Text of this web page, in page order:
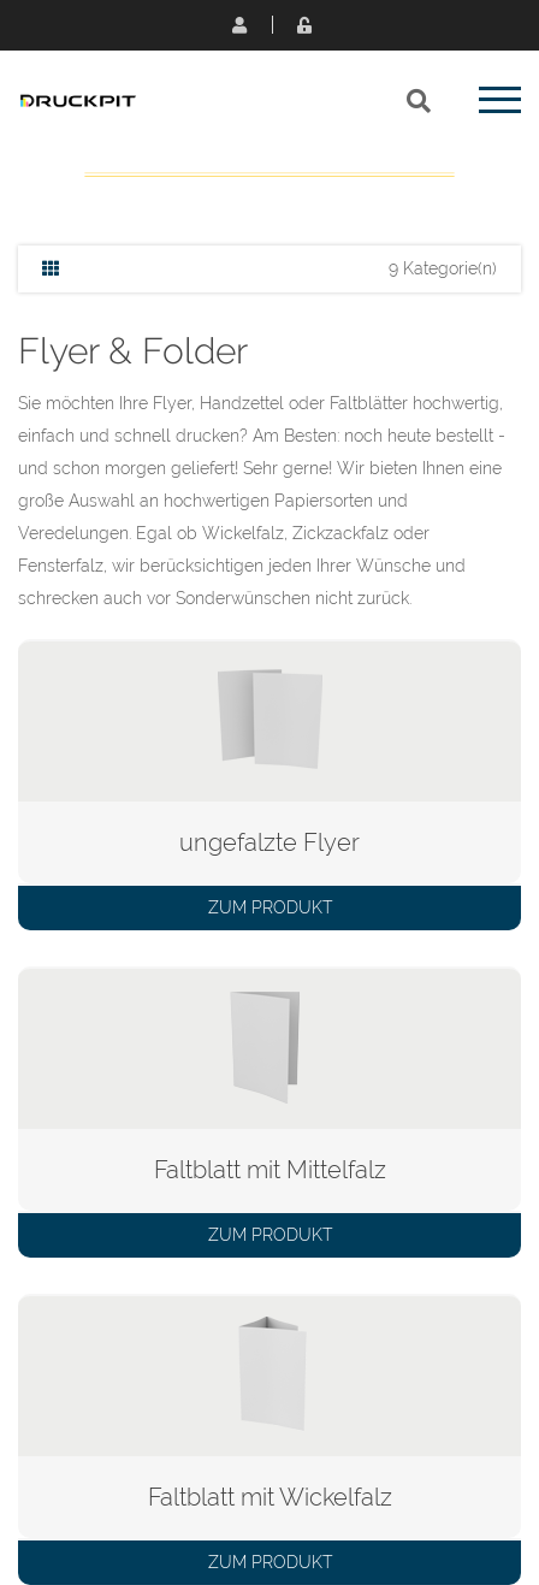
9 Kategorie(n)
Flyer & Folder
Sie möchten Ihre Flyer, Handzettel oder Faltblätter hochwertig,
einfach und schnell drucken? Am Besten: noch heute bestellt -
und schon morgen geliefert! Sehr gerne! Wir bieten Ihnen eine
große Auswahl an hochwertigen Papiersorten und
Veredelungen. Egal ob Wickelfalz, Zickzackfalz oder
Fensterfalz, wir berücksichtigen jeden Ihrer Wünsche und
schrecken auch vor Sonderwünschen nicht zurück.
ungefalzte Flyer
ZUM PRODUKT
Faltblatt mit Mittelfalz
ZUM PRODUKT
Faltblatt mit Wickelfalz
ZUM PRODUKT